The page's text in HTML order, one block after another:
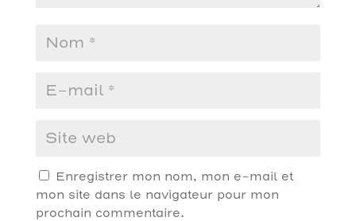
Enregistrer mon nom, mon e-mail et
mon site dans le navigateur pour mon
prochain commentaire.